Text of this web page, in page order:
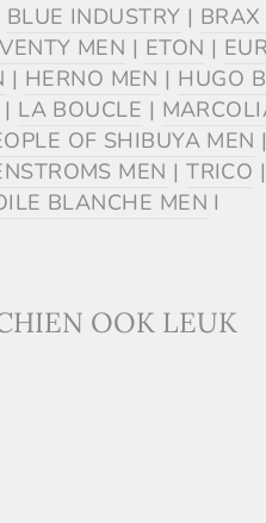
BLUE INDUSTRY | BRAX
MEN | ETON |
| HERNO MEN | HUGO
| LA BOUCLE |
OF SHIBUYA MEN |
MEN |TRICO |
BLANCHE MEN I
OOK LEUK